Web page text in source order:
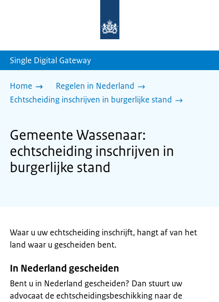
homepage
Single Digital Gateway
Home
Regelen in Nederland
Echtscheiding inschrijven in burgerlijke stand
Gemeente Wassenaar:
echtscheiding inschrijven in
burgerlijke stand
Waar u uw echtscheiding inschrijft, hangt af van het
land waar u gescheiden bent.
In Nederland gescheiden
Bent u in Nederland gescheiden? Dan stuurt uw
advocaat de echtscheidingsbeschikking naar de